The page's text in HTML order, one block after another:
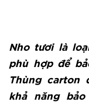
Nho tươi là
phù hợp để
Thùng carton
khả năng